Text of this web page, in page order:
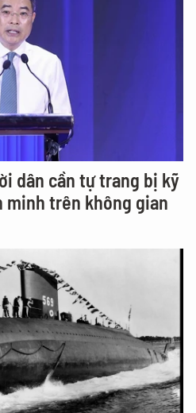
dân cần tự trang bị kỹ
minh trên không gian